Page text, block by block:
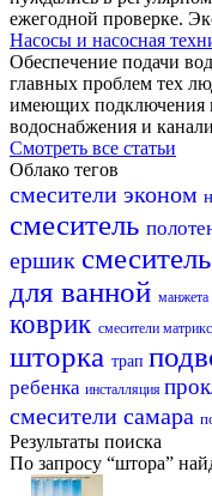
ежегодной проверке.
Насосы и насосная
Обеспечение подачи
главных проблем тех
имеющих подключения
водоснабжения и
Смотреть все статьи
Облако тегов
смесители эконом
смеситель
ершик
для ванной манжета
коврик смесители матрикс
шторка трап
ребенка инсталляция
смесители самара
Результаты поиска
По запросу “штора”